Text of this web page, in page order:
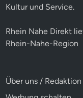
Kultur und Service.
Rhein Nahe Direkt
Rhein-Nahe-Region
Über uns / Redaktion